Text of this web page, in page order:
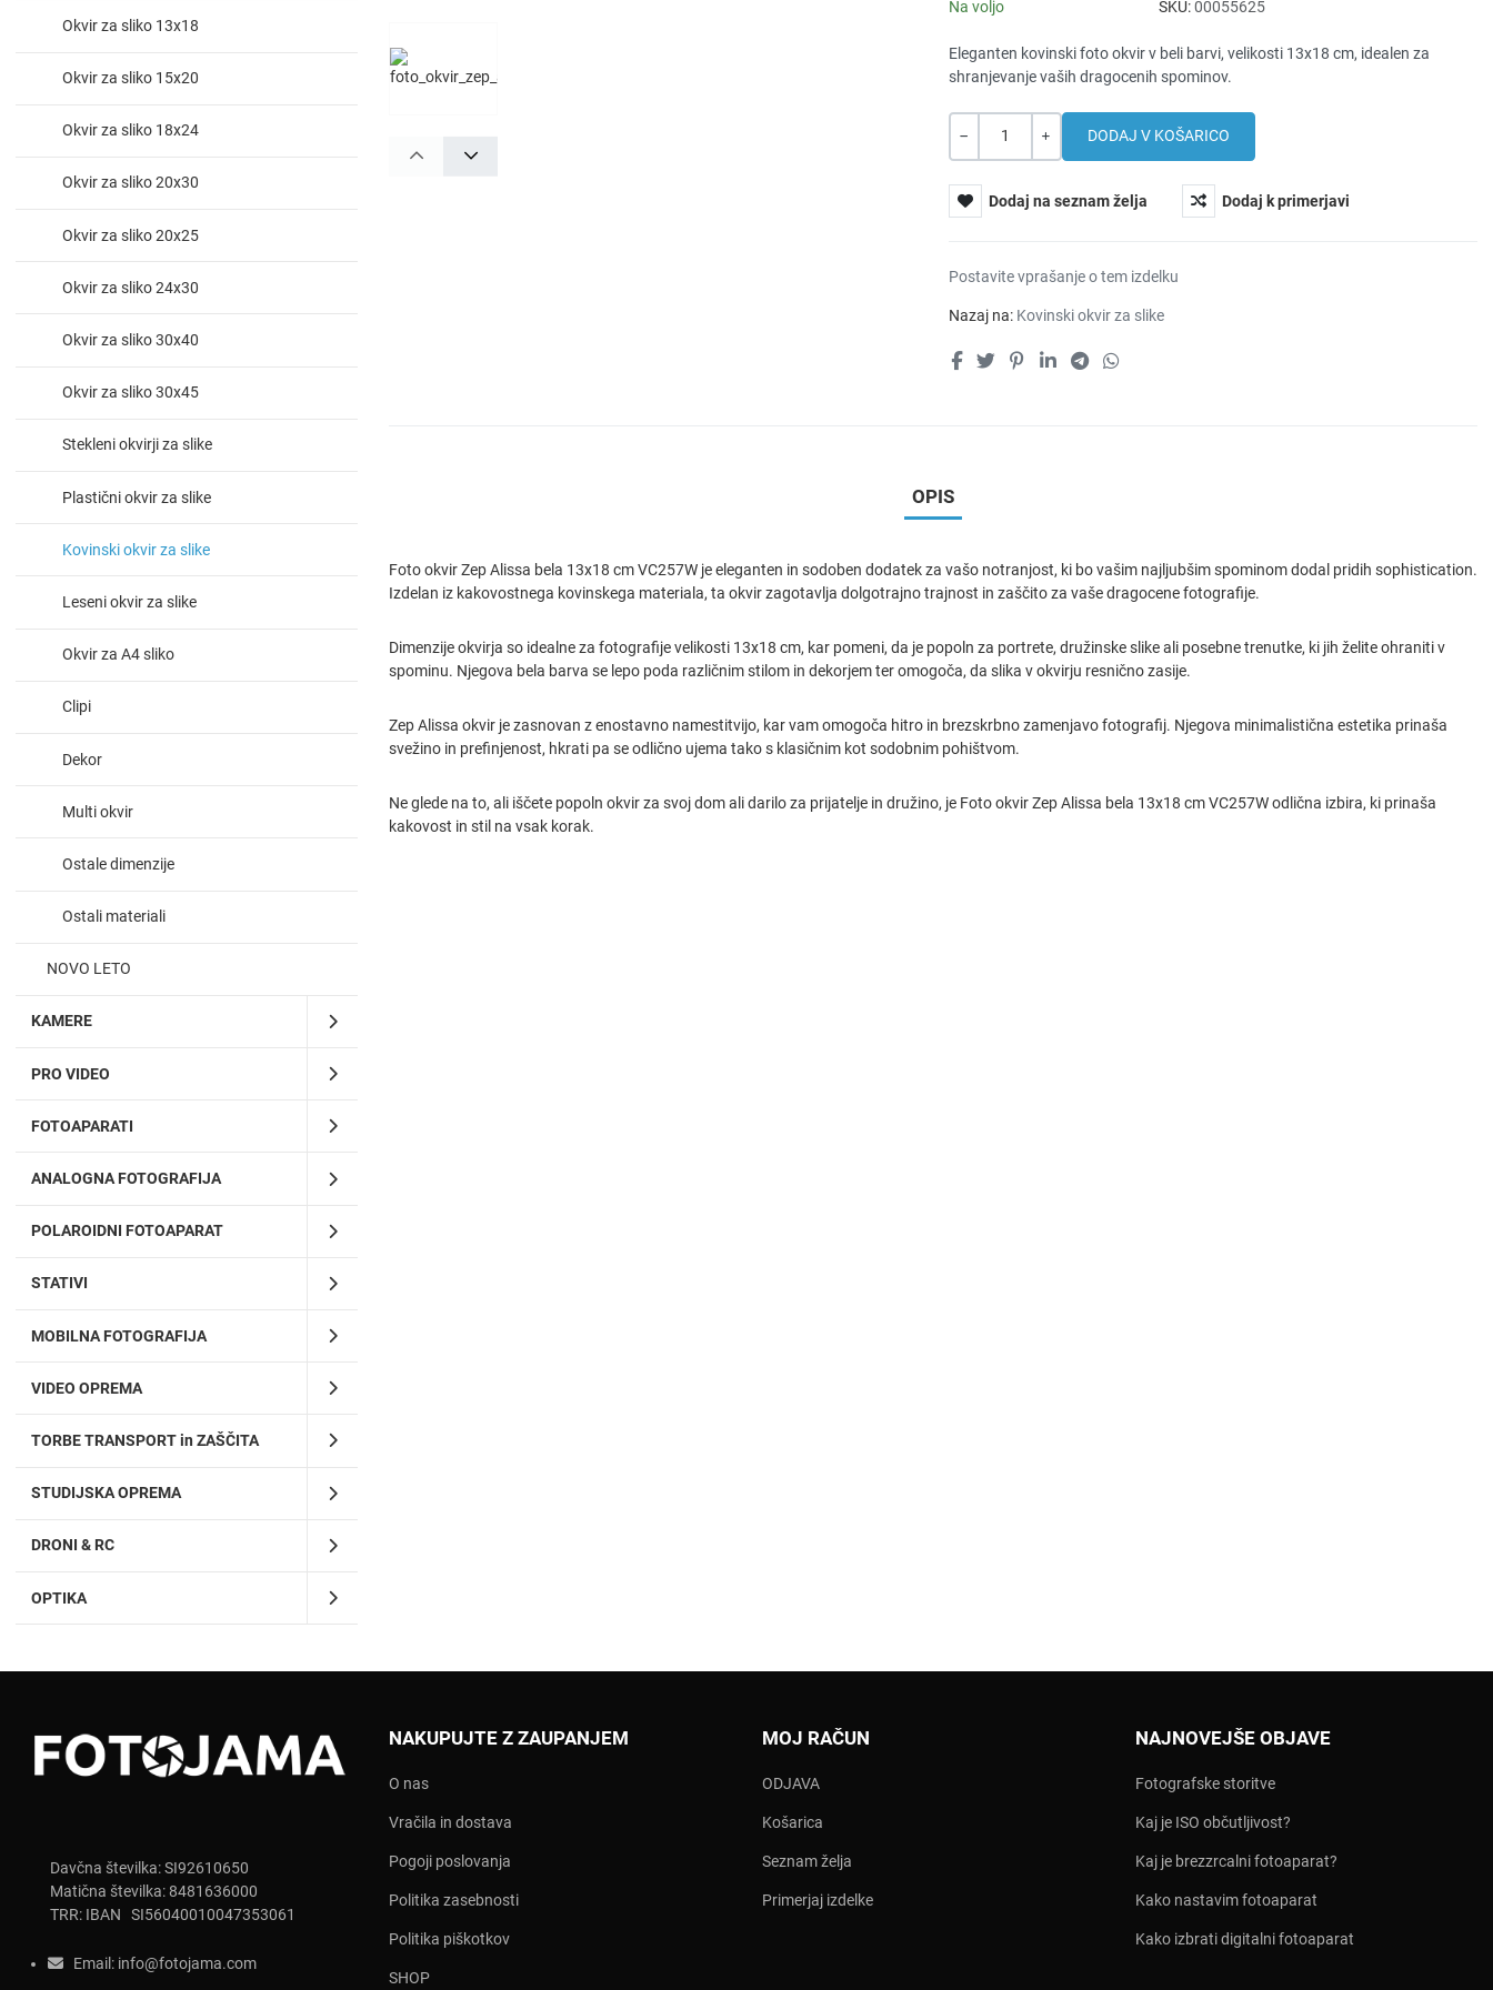
Okvir za sliko 13x18
Okvir za sliko 15x20
Okvir za sliko 18x24
Okvir za sliko 20x30
Okvir za sliko 20x25
Okvir za sliko 24x30
Okvir za sliko 30x40
Okvir za sliko 30x45
Stekleni okvirji za slike
Plastični okvir za slike
Kovinski okvir za slike
Leseni okvir za slike
Okvir za A4 sliko
Clipi
Dekor
Multi okvir
Ostale dimenzije
Ostali materiali
NOVO LETO
KAMERE
PRO VIDEO
FOTOAPARATI
ANALOGNA FOTOGRAFIJA
POLAROIDNI FOTOAPARAT
STATIVI
MOBILNA FOTOGRAFIJA
VIDEO OPREMA
TORBE TRANSPORT in ZAŠČITA
STUDIJSKA OPREMA
DRONI & RC
OPTIKA
PREV NEXT
Na voljo SKU:00055625
Eleganten kovinski foto okvir v beli barvi, velikosti 13x18 cm, idealen za
shranjevanje vaših dragocenih spominov.
Dodaj na seznam želja Dodaj k primerjavi
Postavite vprašanje o tem izdelku
Nazaj na: Kovinski okvir za slike
OPIS
Foto okvir Zep Alissa bela 13x18 cm VC257W je eleganten in sodoben dodatek za vašo notranjost, ki bo vašim najljubšim spominom dodal pridih sophistication.
Izdelan iz kakovostnega kovinskega materiala, ta okvir zagotavlja dolgotrajno trajnost in zaščito za vaše dragocene fotografije.
Dimenzije okvirja so idealne za fotografije velikosti 13x18 cm, kar pomeni, da je popoln za portrete, družinske slike ali posebne trenutke, ki jih želite ohraniti v
spominu. Njegova bela barva se lepo poda različnim stilom in dekorjem ter omogoča, da slika v okvirju resnično zasije.
Zep Alissa okvir je zasnovan z enostavno namestitvijo, kar vam omogoča hitro in brezskrbno zamenjavo fotografij. Njegova minimalistična estetika prinaša
svežino in prefinjenost, hkrati pa se odlično ujema tako s klasičnim kot sodobnim pohištvom.
Ne glede na to, ali iščete popoln okvir za svoj dom ali darilo za prijatelje in družino, je Foto okvir Zep Alissa bela 13x18 cm VC257W odlična izbira, ki prinaša
kakovost in stil na vsak korak.
Davčna številka: SI92610650
Matična številka: 8481636000
TRR: IBAN SI56040010047353061
Email: info@fotojama.com
NAKUPUJTE Z ZAUPANJEM
O nas
Vračila in dostava
Pogoji poslovanja
Politika zasebnosti
Politika piškotkov
SHOP
MOJ RAČUN
ODJAVA
Košarica
Seznam želja
Primerjaj izdelke
NAJNOVEJŠE OBJAVE
Fotografske storitve
Kaj je ISO občutljivost?
Kaj je brezzrcalni fotoaparat?
Kako nastavim fotoaparat
Kako izbrati digitalni fotoaparat